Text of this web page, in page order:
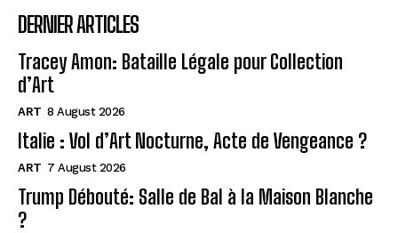
DERNIER ARTICLES
Tracey Amon: Bataille Légale pour Collection
d’Art
ART 8 August 2026
Italie : Vol d’Art Nocturne, Acte de Vengeance ?
ART 7 August 2026
Trump Débouté: Salle de Bal à la Maison Blanche
?